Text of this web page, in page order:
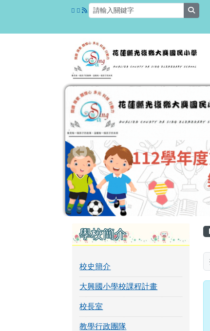
花蓮縣光復鄉大興國民
左邊區域內容
學校簡介
校史簡介
大興國小學校課程計畫
校長室
教學行政團隊